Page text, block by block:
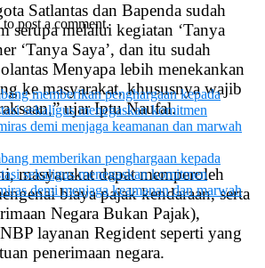
Satlantas dan Bapenda sudah
serupa melalui kegiatan ‘Tanya
‘Tanya Saya’, dan itu sudah
Menyapa lebih menekankan
ke masyarakat, khususnya wajib
ujar Iptu Naufal.
masyarakat dapat memperoleh
biaya pajak kendaraan, serta
Negara Bukan Pajak),
layanan Regident seperti yang
penerimaan negara.
to post a comment.